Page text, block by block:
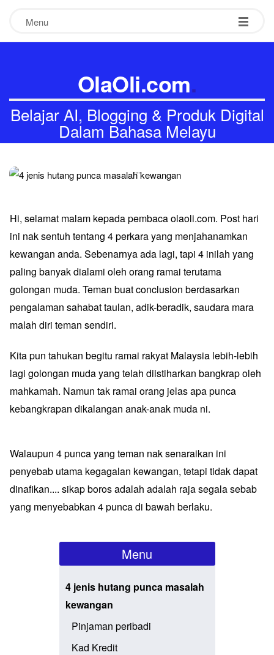
Menu
OlaOli.com.
Belajar AI, Blogging & Produk Digital
Dalam Bahasa Melayu
---
​Hi, selamat malam kepada pembaca olaoli.com. Post hari
ini nak sentuh tentang 4 perkara yang menjahanamkan
kewangan anda. Sebenarnya ada lagi, tapi 4 inilah yang
paling banyak dialami oleh orang ramai terutama
golongan muda. Teman buat conclusion berdasarkan
pengalaman sahabat taulan, adik-beradik, saudara mara
malah diri teman sendiri.
Kita pun tahukan begitu ramai rakyat Malaysia lebih-lebih
lagi golongan muda yang telah diistiharkan bangkrap oleh
mahkamah. Namun tak ramai orang jelas apa punca
kebangkrapan dikalangan anak-anak muda ni.
​Walaupun 4 punca yang teman nak senaraikan ini
penyebab utama kegagalan kewangan, tetapi tidak dapat
dinafikan.... sikap boros adalah adalah raja segala sebab
yang menyebabkan 4 punca di bawah berlaku.
Menu
4 jenis hutang punca masalah
kewangan
​Pinjaman peribadi
​Kad Kredit